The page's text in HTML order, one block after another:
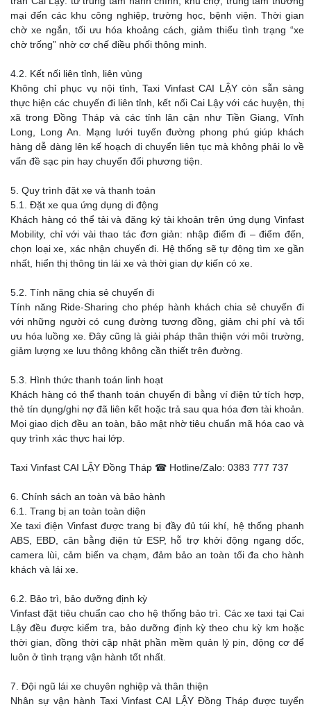
mại đến các khu công nghiệp, trường học, bệnh viện. Thời gian
chờ xe ngắn, tối ưu hóa khoảng cách, giảm thiểu tình trạng “xe
chờ trống” nhờ cơ chế điều phối thông minh.
4.2. Kết nối liên tỉnh, liên vùng
Không chỉ phục vụ nội tỉnh, Taxi Vinfast CAI LẬY còn sẵn sàng
thực hiện các chuyến đi liên tỉnh, kết nối Cai Lậy với các huyện, thị
xã trong Đồng Tháp và các tỉnh lân cận như Tiền Giang, Vĩnh
Long, Long An. Mạng lưới tuyến đường phong phú giúp khách
hàng dễ dàng lên kế hoạch di chuyển liên tục mà không phải lo về
vấn đề sạc pin hay chuyển đổi phương tiện.
5. Quy trình đặt xe và thanh toán
5.1. Đặt xe qua ứng dụng di động
Khách hàng có thể tải và đăng ký tài khoản trên ứng dụng Vinfast
Mobility, chỉ với vài thao tác đơn giản: nhập điểm đi – điểm đến,
chọn loại xe, xác nhận chuyến đi. Hệ thống sẽ tự động tìm xe gần
nhất, hiển thị thông tin lái xe và thời gian dự kiến có xe.
5.2. Tính năng chia sẻ chuyến đi
Tính năng Ride-Sharing cho phép hành khách chia sẻ chuyến đi
với những người có cung đường tương đồng, giảm chi phí và tối
ưu hóa luồng xe. Đây cũng là giải pháp thân thiện với môi trường,
giảm lượng xe lưu thông không cần thiết trên đường.
5.3. Hình thức thanh toán linh hoạt
Khách hàng có thể thanh toán chuyến đi bằng ví điện tử tích hợp,
thẻ tín dụng/ghi nợ đã liên kết hoặc trả sau qua hóa đơn tài khoản.
Mọi giao dịch đều an toàn, bảo mật nhờ tiêu chuẩn mã hóa cao và
quy trình xác thực hai lớp.
Taxi Vinfast CAI LẬY Đồng Tháp ☎ Hotline/Zalo: 0383 777 737
6. Chính sách an toàn và bảo hành
6.1. Trang bị an toàn toàn diện
Xe taxi điện Vinfast được trang bị đầy đủ túi khí, hệ thống phanh
ABS, EBD, cân bằng điện tử ESP, hỗ trợ khởi động ngang dốc,
camera lùi, cảm biến va chạm, đảm bảo an toàn tối đa cho hành
khách và lái xe.
6.2. Bảo trì, bảo dưỡng định kỳ
Vinfast đặt tiêu chuẩn cao cho hệ thống bảo trì. Các xe taxi tại Cai
Lậy đều được kiểm tra, bảo dưỡng định kỳ theo chu kỳ km hoặc
thời gian, đồng thời cập nhật phần mềm quản lý pin, động cơ để
luôn ở tình trạng vận hành tốt nhất.
7. Đội ngũ lái xe chuyên nghiệp và thân thiện
Nhân sự vận hành Taxi Vinfast CAI LẬY Đồng Tháp được tuyển